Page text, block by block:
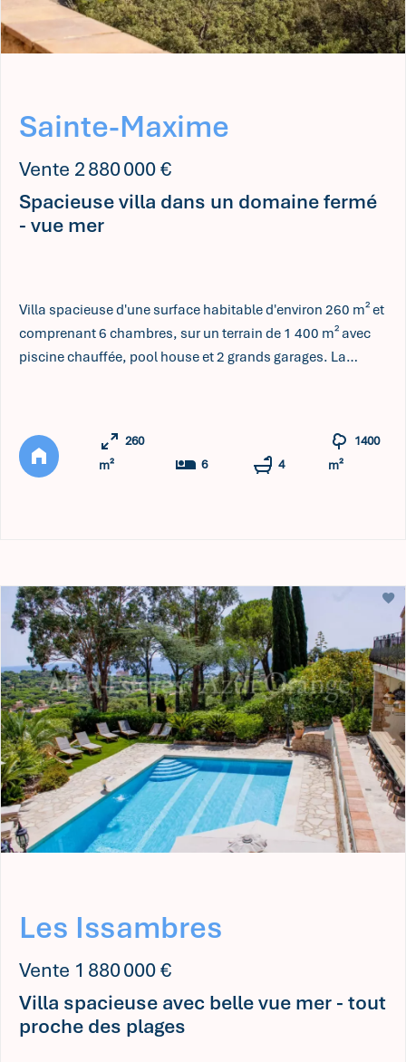
Sainte-Maxime
Vente 2 880 000 €
Spacieuse villa dans un domaine fermé
- vue mer
Villa spacieuse d'une surface habitable d'environ 260 m² et
comprenant 6 chambres, sur un terrain de 1 400 m² avec
piscine chauffée, pool house et 2 grands garages. La
beaucoup d'espace. La villa a été récemment rénovée e ...
260
m²
6 4
1400
m²
Les Issambres
Vente 1 880 000 €
Villa spacieuse avec belle vue mer - tout
proche des plages